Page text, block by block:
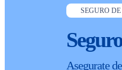
SEGURO
Asegurate